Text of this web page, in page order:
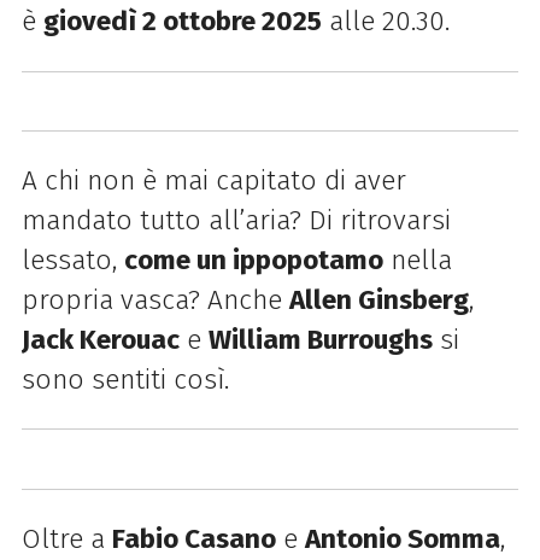
è giovedì 2 ottobre 2025 alle 20.30.
A chi non è mai capitato di aver
mandato tutto all’aria? Di ritrovarsi
lessato, come un ippopotamonella
propria vasca? AncheAllen Ginsberg,
Jack Kerouace William Burroughssi
sono sentiti così.
Oltre a Fabio CasanoeAntonio Somma,